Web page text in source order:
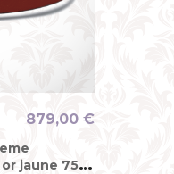
jaune 750
879,00 €